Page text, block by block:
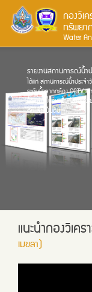
กองวิเ
ทรัพยา
Water
รายงานสถานการณ์น้ำ
ได้แก่ สถานการณ์น้ำประจ
ระดับน้ำจากกล้อง CCTV
น้ำหลากในเขตพื้นที่ลาดเชิ
ภัยแล้ง เป็นต้น
แนะนำกองวิเค
เมขลา)